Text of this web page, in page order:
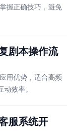
握正确技巧，避免
剧本操作流
用优势，适合高频
效率。
服系统开